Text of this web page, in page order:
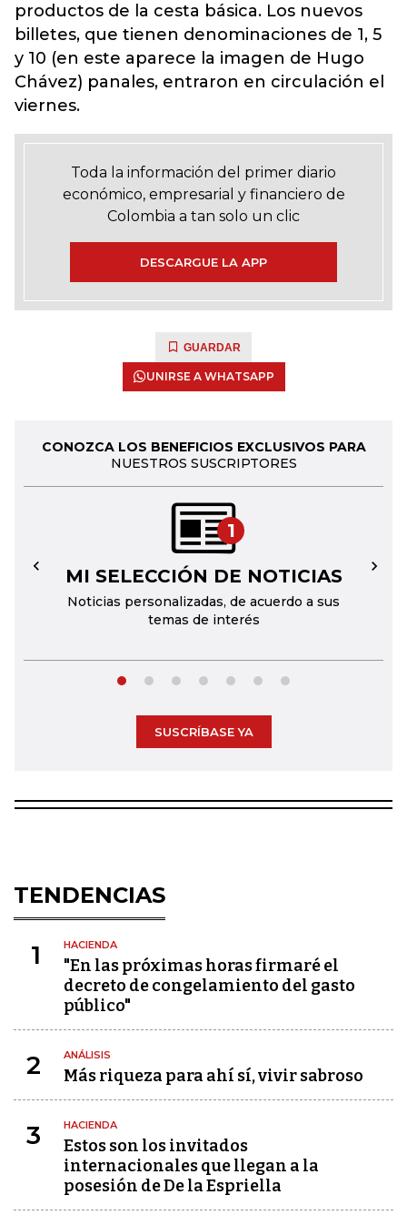
productos de la cesta básica. Los nuevos
billetes, que tienen denominaciones de 1, 5
y 10 (en este aparece la imagen de Hugo
Chávez) panales, entraron en circulación el
viernes.
Toda la información del primer diario
económico, empresarial y financiero de
Colombia a tan solo un clic
DESCARGUE LA APP
GUARDAR
UNIRSE A WHATSAPP
CONOZCA LOS BENEFICIOS EXCLUSIVOS PARA
NUESTROS SUSCRIPTORES
1
MI SELECCIÓN DE NOTICIAS
Noticias personalizadas, de acuerdo a sus
temas de interés
← →
SUSCRÍBASE YA
TENDENCIAS
1 HACIENDA
"En las próximas horas firmaré el
decreto de congelamiento del gasto
público"
2 ANÁLISIS
Más riqueza para ahí sí, vivir sabroso
3 HACIENDA
Estos son los invitados
internacionales que llegan a la
posesión de De la Espriella